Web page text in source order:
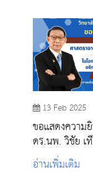
13 Feb 2025
ขอแสดงความ
ดร.นพ. วิชัย เ
สมควรดำรงต
พระบรมราชชนก
อ่านเพิ่มเติม